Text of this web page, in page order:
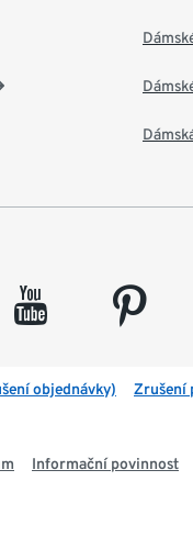
youtube pinterest
objednávky) Zrušení
Informační povinnost